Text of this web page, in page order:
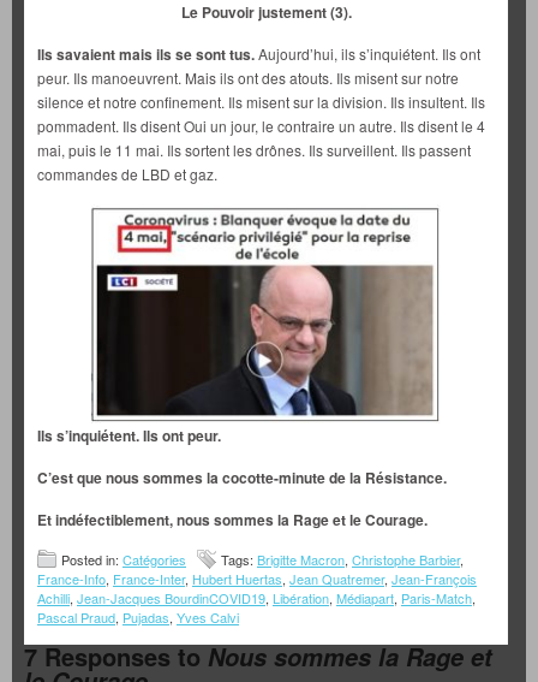
Le Pouvoir justement (3).
Ils savaient mais ils se sont tus.Aujourd’hui, ils s’inquiétent. Ils ont
peur. Ils manoeuvrent. Mais ils ont des atouts. Ils misent sur notre
silence et notre confinement. Ils misent sur la division. Ils insultent. Ils
pommadent. Ils disent Oui un jour, le contraire un autre. Ils disent le 4
mai, puis le 11 mai. Ils sortent les drônes. Ils surveillent. Ils passent
commandes de LBD et gaz.
Ils s’inquiétent. Ils ont peur.
C’est que nous sommes la cocotte-minute de la Résistance.
Et indéfectiblement, nous sommes la Rage et le Courage.
Posted in: Catégories Tags: Brigitte Macron, Christophe Barbier,
France-Info, France-Inter, Hubert Huertas, Jean Quatremer, Jean-François
Achilli, Jean-Jacques BourdinCOVID19, Libération, Médiapart, Paris-Match,
Pascal Praud, Pujadas, Yves Calvi
7 Responses toNous sommes la Rage et